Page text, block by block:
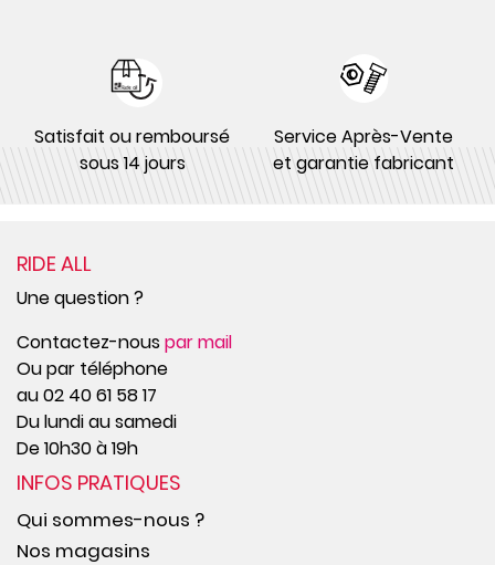
Satisfait ou remboursé
sous 14 jours
Service Après-Vente
et garantie fabricant
RIDE ALL
Une question ?
Contactez-nouspar mail
Ou par téléphone
au 02 40 61 58 17
Du lundi au samedi
De 10h30 à 19h
INFOS PRATIQUES
Qui sommes-nous ?
Nos magasins